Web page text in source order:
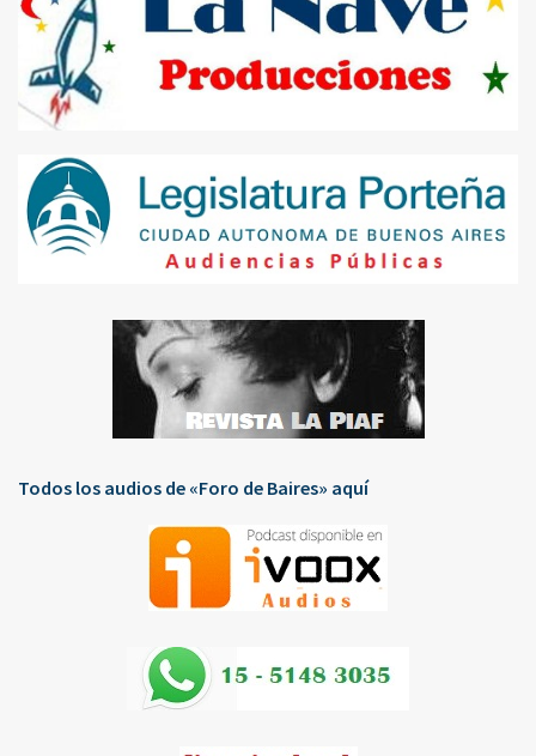
Todos los audios de «Foro de Baires» aquí